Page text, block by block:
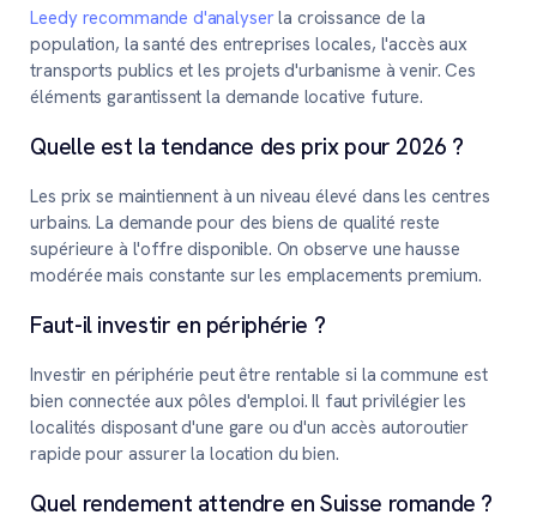
Leedy recommande d'analyserla croissance de la
population, la santé des entreprises locales, l'accès aux
transports publics et les projets d'urbanisme à venir. Ces
éléments garantissent la demande locative future.
Quelle est la tendance des prix pour 2026 ?
Les prix se maintiennent à un niveau élevé dans les centres
urbains. La demande pour des biens de qualité reste
supérieure à l'offre disponible. On observe une hausse
modérée mais constante sur les emplacements premium.
Faut-il investir en périphérie ?
Investir en périphérie peut être rentable si la commune est
bien connectée aux pôles d'emploi. Il faut privilégier les
localités disposant d'une gare ou d'un accès autoroutier
rapide pour assurer la location du bien.
Quel rendement attendre en Suisse romande ?